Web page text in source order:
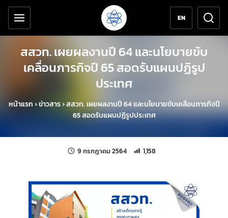
ข้ามไปยังเนื้อหาหลัก
เครื่องมือช่วยเหลือ
EN
สสวท. เผยผลงานปี 64 และนโยบายขับ
เคลื่อนภารกิจปี 65 สอดรับแผนปฏิรูป
ประเทศ
หน้าแรก›ข่าวสาร›สสวท. เผยผลงานปี 64 และนโยบายขับเคลื่อนภารกิจปี
65 สอดรับแผนปฏิรูปประเทศ
9 กรกฎาคม 2564 แก้ไขล่าสุดเมื่อ:
จำนวนการเข้าชม 1,158 ครั้ง
1,158